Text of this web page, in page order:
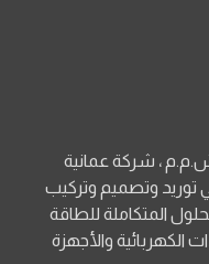
، شركة عمانية
لأكثر من ٢٠ عاماً في توريد وتصميم وتركيب
المتكاملة للطاقة
والأجهزة